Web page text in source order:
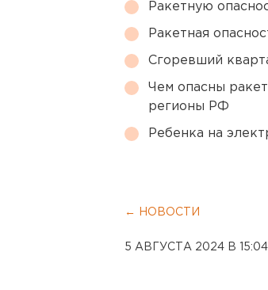
Ракетную
Ракетная
Сгоревший
Чем опасны
регионы РФ
Ребенка на
← НОВОСТИ
5 АВГУСТА 2024 В 15:04